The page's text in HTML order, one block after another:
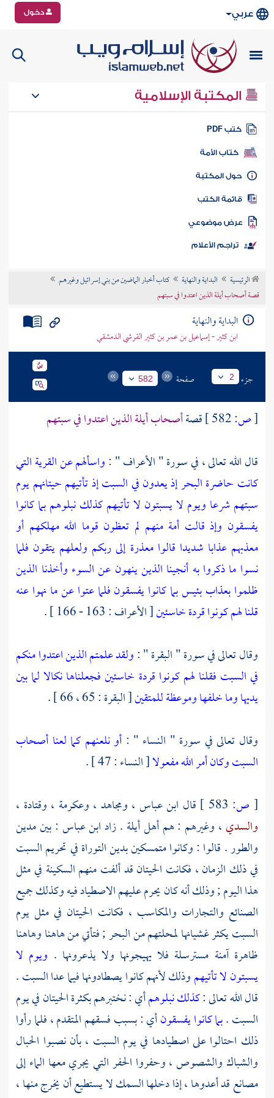
عربي دخول
المكتبة الإسلامية
كتب PDF
كتاب الأمة
المكتبة
الكتب
موضوعي
تراجم الأعلام
الرئيسية البداية والنهاية
كتاب أخبار الماضين من بني إسرائيل وغيرهم
قصة أصحاب أيلة الذين اعتدوا في سبتهم
البداية والنهاية
ابن كثير - إسماعيل بن عمر بن كثير القرشي الدمشقي
جزء 2 صفحة 582
[ص: قصةأصحاب أيلة الذين اعتدوا في سبتهم
قال الله تعالى ، في سورة " الأعراف " :واسألهم عن القرية التي
كانت حاضرة البحر إذ يعدون في السبت إذ تأتيهم حيتانهم يوم
سبتهم شرعا ويوم لا يسبتون لا تأتيهم كذلك نبلوهم بما كانوا
يفسقون وإذ قالت أمة منهم لم تعظون قوما الله مهلكهم أو
معذبهم عذابا شديدا قالوا معذرة إلى ربكم ولعلهم يتقون فلما
نسوا ما ذكروا به أنجينا الذين ينهون عن السوء وأخذنا الذين
ظلموا بعذاب بئيس بما كانوا يفسقون فلما عتوا عن ما نهوا عنه
قلنا لهم كونوا قردة خاسئين[ الأعراف : 163 - 166 ] .
وقال تعالى في سورة " البقرة " :ولقد علمتم الذين اعتدوا منكم
في السبت فقلنا لهم كونوا قردة خاسئين فجعلناها نكالا لما بين
يديها وما خلفها وموعظة للمتقين[ البقرة : 65 ، 66 ] .
وقال تعالى في سورة " النساء " : أو نلعنهم كما لعنا أصحاب
السبت وكان أمر الله مفعولا[ النساء : 47 ] .
[ ص: قال ابن عباس ، ومجاهد ، وعكرمة ، وقتادة ،
والسدي ، وغيرهم : همأهلأيلة . زادابن عباس : بينمدين
والطور. قالوا : وكانوا متمسكين بدين التوراة في تحريم السبت
في ذلك الزمان ، فكانت الحيتان قد ألفت منهم السكينة في مثل
هذا اليوم ; وذلك أنه كان يحرم عليهم الاصطياد فيه وكذلك جميع
الصنائع والتجارات والمكاسب ، فكانت الحيتان في مثل يوم
السبت يكثر غشيانها لمحلتهم من البحر ; فتأتي من هاهنا وهاهنا
ظاهرة آمنة مسترسلة فلا يهيجونها ولا يذعرونها . ويوم لا
يسبتون لا تأتيهموذلك لأنهم كانوا يصطادونها فيما عدا السبت .
قال الله تعالى :كذلك نبلوهمأي : نختبرهم بكثرة الحيتان في يوم
السبت .بما كانوا يفسقونأي : بسبب فسقهم المتقدم ، فلما رأوا
ذلك احتالوا على اصطيادها في يوم السبت ، بأن نصبوا الحبال
والشباك والشصوص ، وحفروا الحفر التي يجري معها الماء إلى
مصانع قد أعدوها ، إذا دخلها السمك لا يستطيع أن يخرج منها ،